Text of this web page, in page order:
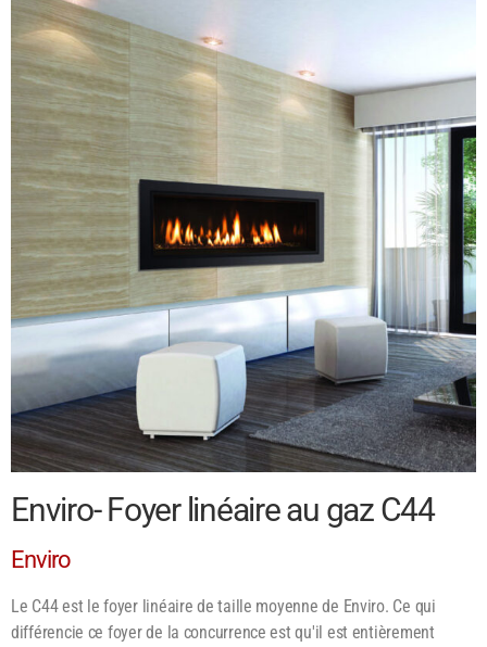
Enviro- Foyer linéaire au gaz C44
Enviro
Le C44 est le foyer linéaire de taille moyenne de Enviro. Ce qui
différencie ce foyer de la concurrence est qu'il est entièrement